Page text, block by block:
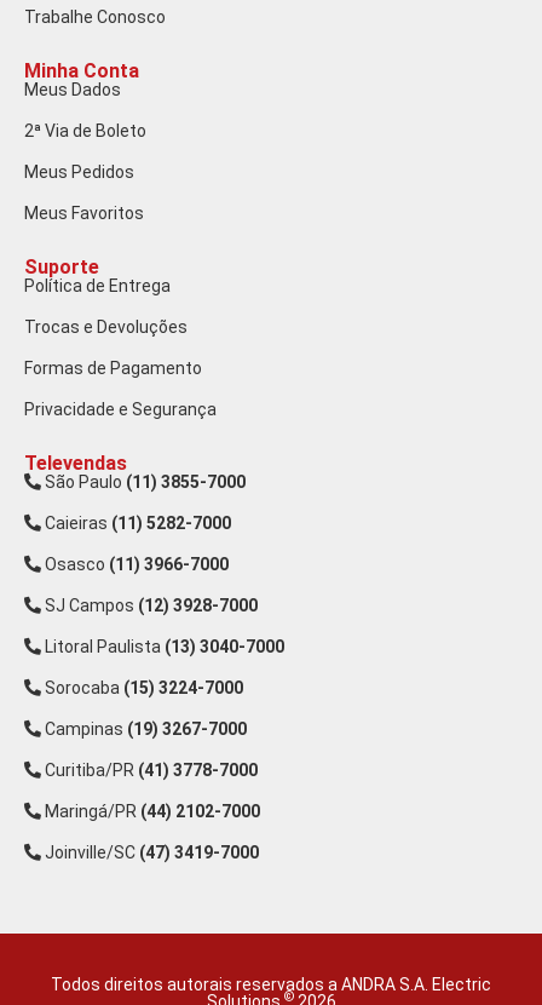
Trabalhe Conosco
Minha Conta
Meus Dados
2ª Via de Boleto
Meus Pedidos
Meus Favoritos
Suporte
Política de Entrega
Trocas e Devoluções
Formas de Pagamento
Privacidade e Segurança
Televendas
São Paulo (11) 3855-7000
Caieiras (11) 5282-7000
Osasco (11) 3966-7000
SJ Campos (12) 3928-7000
Litoral Paulista (13) 3040-7000
Sorocaba (15) 3224-7000
Campinas (19) 3267-7000
Curitiba/PR (41) 3778-7000
Maringá/PR (44) 2102-7000
Joinville/SC (47) 3419-7000
Todos direitos autorais reservados a ANDRA S.A. Electric
©